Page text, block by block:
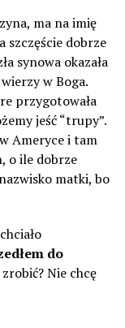
ma na imię
szczęście dobrze
synowa okazała
w Boga.
przygotowała
jeść “trupy”.
Ameryce i tam
o ile dobrze
matki, bo
do
Nie chcę